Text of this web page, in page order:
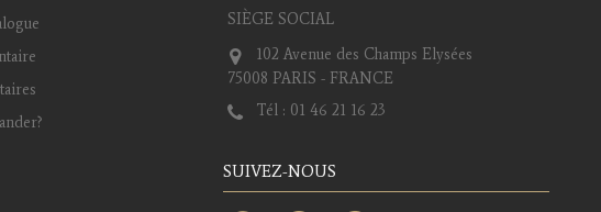
SIÈGE SOCIAL
102 Avenue des Champs Elysées
75008 PARIS - FRANCE
Tél : 01 46 21 16 23
SUIVEZ-NOUS